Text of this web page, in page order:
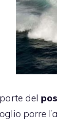
del
porre